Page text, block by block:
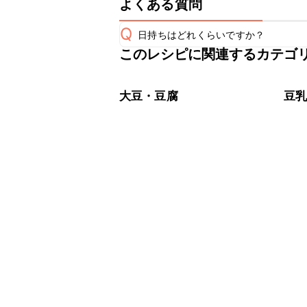
よくある質問
Q 日持ちはどれくらいですか？
保存期間は冷蔵で翌日中が目安です
※日持ちは目安です。
このレシピに関連するカテゴ
大豆・豆腐 豆乳